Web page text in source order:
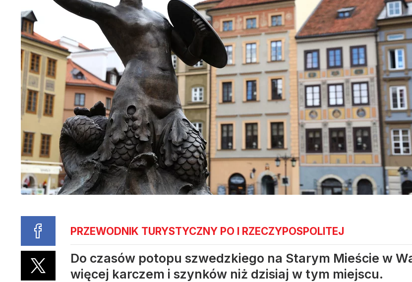
PRZEWODNIK TURYSTYCZNY PO I RZECZYPOSPOLITEJ
Do czasów potopu szwedzkiego na Starym Mieście w
więcej karczem i szynków niż dzisiaj w tym miejscu.